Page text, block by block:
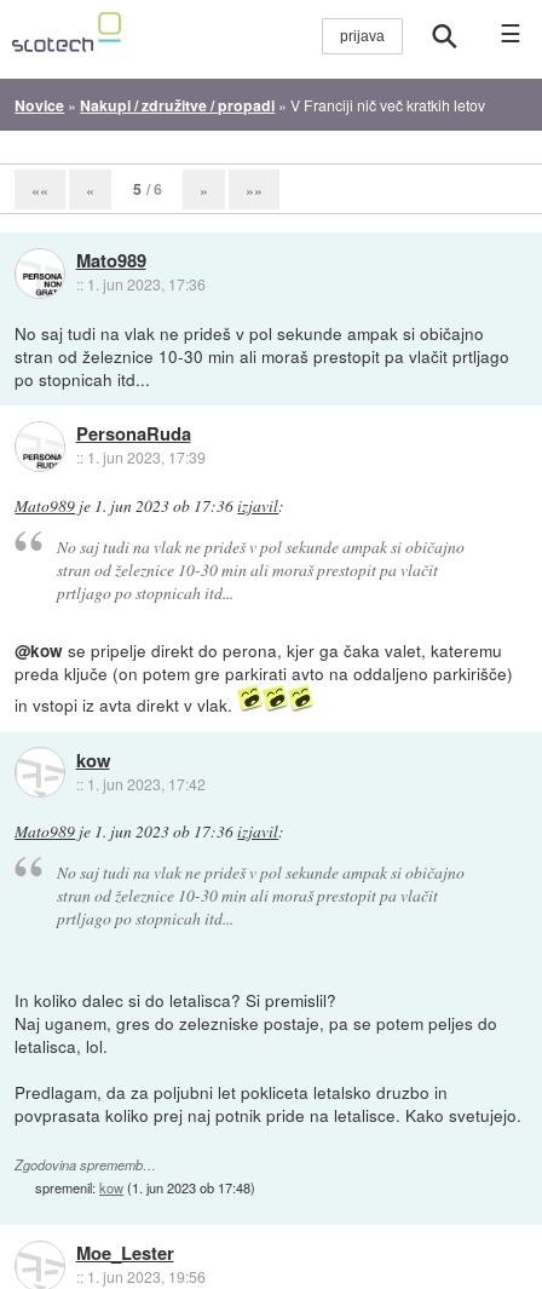
☰
Novice » Nakupi / združitve / propadi »V Franciji nič več kratkih letov
«« « 5 / 6 » »»
Mato989
:: 1. jun 2023, 17:36
No saj tudi na vlak ne prideš v pol sekunde ampak si običajno
stran od železnice 10-30 min ali moraš prestopit pa vlačit prtljago
po stopnicah itd...
PersonaRuda
:: 1. jun 2023, 17:39
Mato989 je 1. jun 2023 ob 17:36izjavil:
No saj tudi na vlak ne prideš v pol sekunde ampak si običajno
stran od železnice 10-30 min ali moraš prestopit pa vlačit
prtljago po stopnicah itd...
@kow se pripelje direkt do perona, kjer ga čaka valet, kateremu
preda ključe (on potem gre parkirati avto na oddaljeno parkirišče)
in vstopi iz avta direkt v vlak.
kow
:: 1. jun 2023, 17:42
Mato989 je 1. jun 2023 ob 17:36izjavil:
No saj tudi na vlak ne prideš v pol sekunde ampak si običajno
stran od železnice 10-30 min ali moraš prestopit pa vlačit
prtljago po stopnicah itd...
In koliko dalec si do letalisca? Si premislil?
Naj uganem, gres do zelezniske postaje, pa se potem peljes do
letalisca, lol.
Predlagam, da za poljubni let pokliceta letalsko druzbo in
povprasata koliko prej naj potnik pride na letalisce. Kako svetujejo.
Zgodovina sprememb…
spremenil:kow(1. jun 2023 ob 17:48)
Moe_Lester
:: 1. jun 2023, 19:56